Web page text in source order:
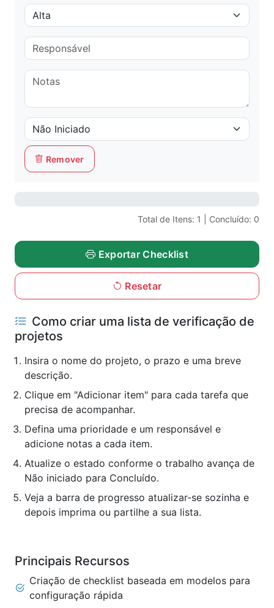
Remover
Total de Itens: 1 | Concluído: 0
Exportar Checklist
Resetar
Como criar uma lista de verificação de
projetos
Insira o nome do projeto, o prazo e uma breve
descrição.
Clique em "Adicionar item" para cada tarefa que
precisa de acompanhar.
Defina uma prioridade e um responsável e
adicione notas a cada item.
Atualize o estado conforme o trabalho avança de
Não iniciado para Concluído.
Veja a barra de progresso atualizar-se sozinha e
depois imprima ou partilhe a sua lista.
Principais Recursos
Criação de checklist baseada em modelos para
configuração rápida